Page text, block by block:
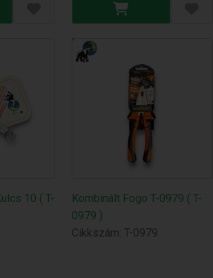
10 ( T-
Kombinált Fogo T-0979 ( T-
0979 )
Cikkszám: T-0979